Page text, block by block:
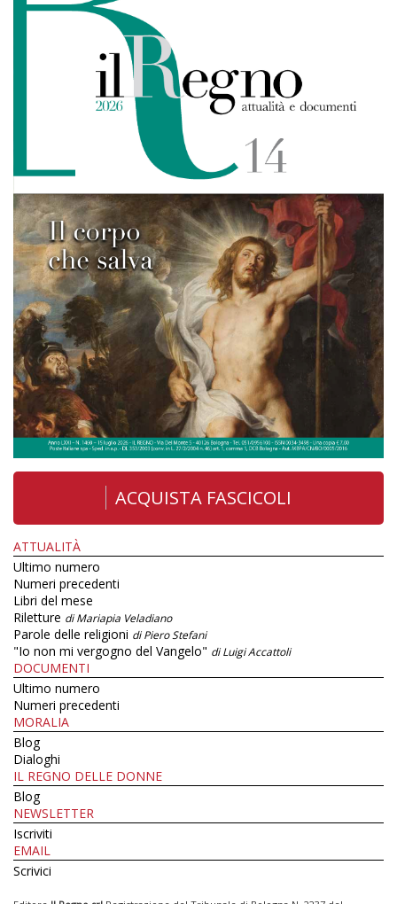
ACQUISTA FASCICOLI
ATTUALITÀ
Ultimo numero
Numeri precedenti
Libri del mese
Riletture di Mariapia Veladiano
Parole delle religioni di Piero Stefani
"Io non mi vergogno del Vangelo" di Luigi Accattoli
DOCUMENTI
Ultimo numero
Numeri precedenti
MORALIA
Blog
Dialoghi
IL REGNO DELLE DONNE
Blog
NEWSLETTER
Iscriviti
EMAIL
Scrivici